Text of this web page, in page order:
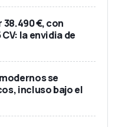
€, con
la envidia de
se
incluso bajo el